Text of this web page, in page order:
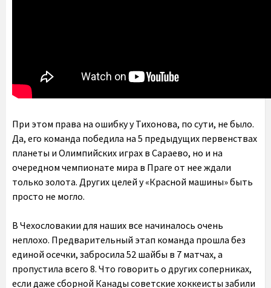
При этом права на ошибку у Тихонова, по сути, не было.
Да, его команда победила на 5 предыдущих первенствах
планеты и Олимпийских играх в Сараево, но и на
очередном чемпионате мира в Праге от нее ждали
только золота. Других целей у «Красной машины» быть
просто не могло.
В Чехословакии для наших все начиналось очень
неплохо. Предварительный этап команда прошла без
единой осечки, забросила 52 шайбы в 7 матчах, а
пропустила всего 8. Что говорить о других соперниках,
если даже сборной Канады советские хоккеисты забили